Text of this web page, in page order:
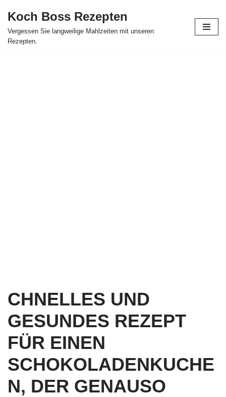
Skip
to
Koch Boss Rezepten
Vergessen Sie langweilige Mahlzeiten mit unseren
Rezepten.
CHNELLES UND
GESUNDES REZEPT
FÜR EINEN
SCHOKOLADENKUCHE
N, DER GENAUSO